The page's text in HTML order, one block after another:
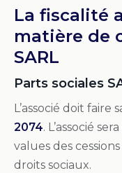
La fiscalité
matière de
SARL
Parts sociales
L’associé doit faire
2074. L’associé
values des
droits sociaux.